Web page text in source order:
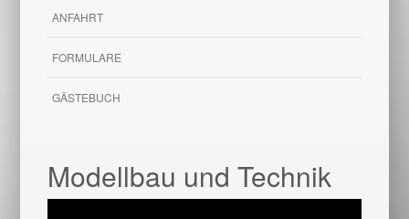
ANFAHRT
FORMULARE
GÄSTEBUCH
Modellbau und Technik